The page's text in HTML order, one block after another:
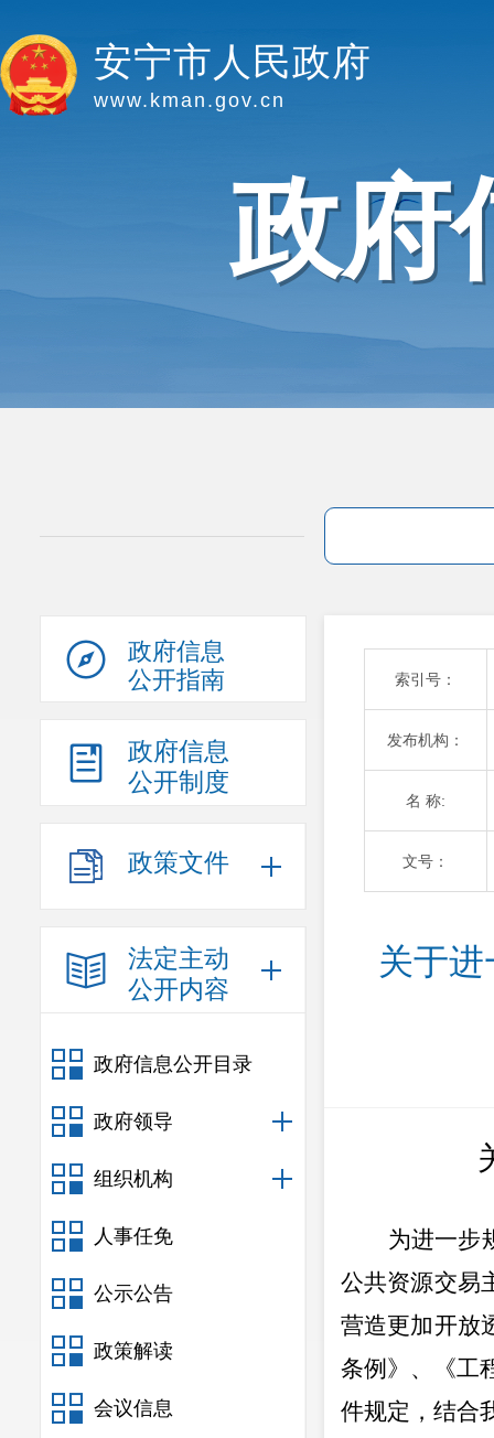
安宁市人民政府
www.kman.gov.cn
政府
政府信息
公开指南
政府信息
公开制度
政策文件
法定主动
公开内容
政府信息公开目录
政府领导
组织机构
人事任免
公示公告
政策解读
会议信息
索引号：
发布机构：
名 称:
文号：
关于
为进一步
公共资源交易
营造更加开放
条例》、《工
件规定，结合